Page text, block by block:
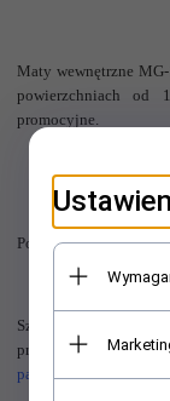
Maty wewnętrzne
powierzchniach od
promocyjne.
Polecamy zapoznać
Szczegóły oferty
producenta
pakiecie-korzystniej-2/